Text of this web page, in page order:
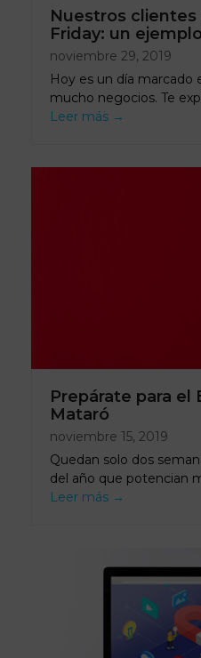
Nuestros clientes
Friday: un
noviembre 29, 2019
Hoy es un día marcado
mucho negocios. Te
Leer más →
Prepárate para el
Mataró
noviembre 15, 2019
Quedan solo dos
del año que potencian
Leer más →